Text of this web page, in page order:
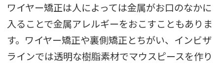
ワイヤー矯正は人によっては金属がお口のなかに
入ることで金属アレルギーをおこすこともありま
す。ワイヤー矯正や裏側矯正とちがい、インビザ
ラインでは透明な樹脂素材でマウスピースを作り